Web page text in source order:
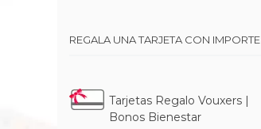
REGALA UNA TARJETA CON IMPORTE
Tarjetas Regalo Vouxers |
Bonos Bienestar